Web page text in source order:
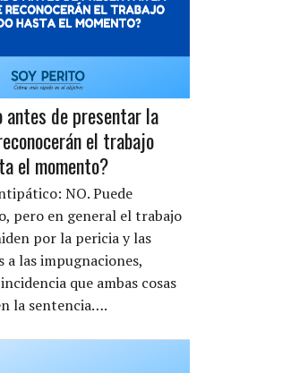
antes de presentar la
el trabajo
el momento?
NO. Puede
pero en general el trabajo
por la pericia y las
a las impugnaciones,
que ambas cosas
la sentencia….